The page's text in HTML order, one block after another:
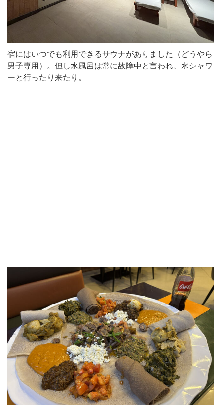
宿にはいつでも利用できるサウナがありました（どうやら
男子専用）。但し水風呂は常に故障中と言われ、水シャワ
ーと行ったり来たり。